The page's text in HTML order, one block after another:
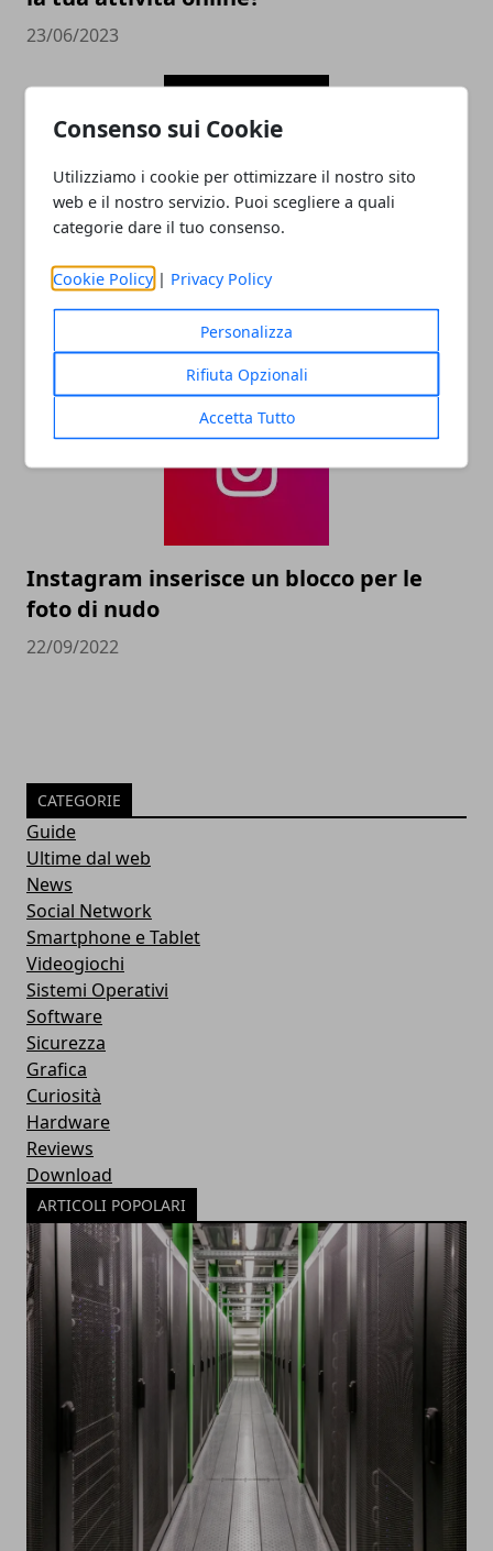
Consenso sui Cookie
Utilizziamo i cookie per ottimizzare il nostro sito
web e il nostro servizio. Puoi scegliere a quali
categorie dare il tuo consenso.
Cookie Policy | Privacy Policy
Personalizza
Rifiuta Opzionali
Accetta Tutto
23/06/2023
Netflix tutti gli annunci ufficiali per gli
abbonati
Instagram inserisce un blocco per le
foto di nudo
22/09/2022
CATEGORIE
Guide
Ultime dal web
News
Social Network
Smartphone e Tablet
Videogiochi
Sistemi Operativi
Software
Sicurezza
Grafica
Curiosità
Hardware
Reviews
Download
ARTICOLI POPOLARI